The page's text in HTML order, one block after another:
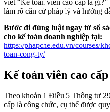
viết “Kế toán viên cao cấp là gì?”
làm rõ căn cứ pháp lý và hướng
Bước đi đúng luật ngay từ sổ
cho kế toán doanh nghiệp tại:
https://phapche.edu.vn/courses/
toan-cong-ty/
Kế toán viên cao
Theo khoản 1 Điều 5 Thông tư
cấp là công chức, cụ thể được